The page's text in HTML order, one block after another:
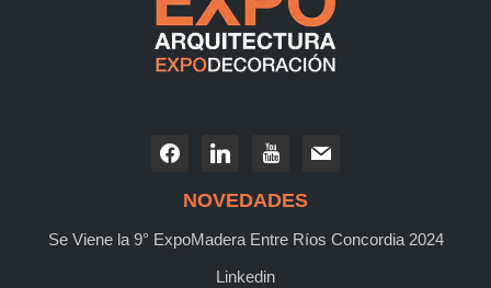
NOVEDADES
Se Viene la 9° ExpoMadera Entre Ríos Concordia 2024
Linkedin